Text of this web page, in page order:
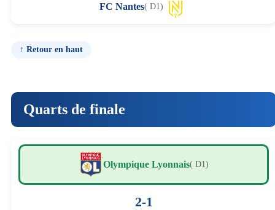
FC Nantes( D1)
↑ Retour en haut
Quarts de finale
Olympique Lyonnais( D1)
2-1